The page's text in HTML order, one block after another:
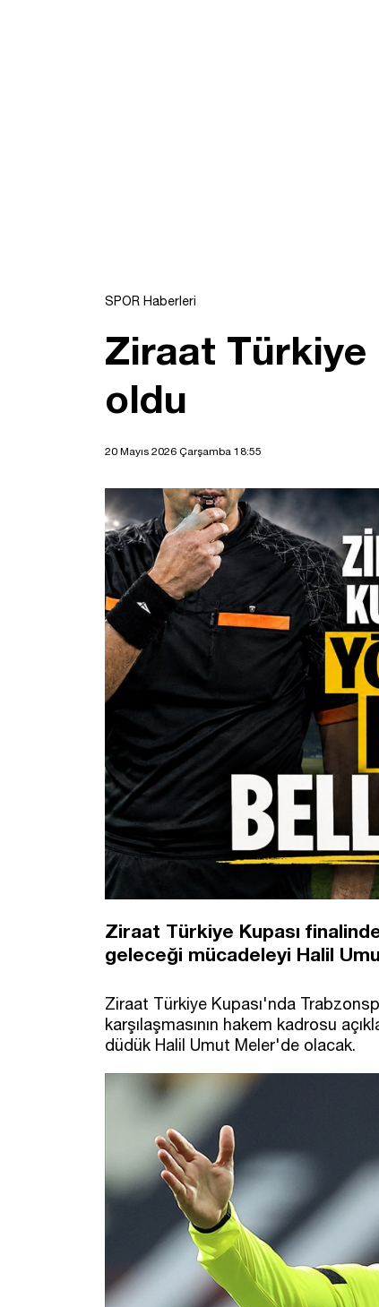
SPOR Haberleri
Ziraat Türkiye
oldu
20 Mayıs 2026 Çarşamba 18:55
Ziraat Türkiye Kupası
geleceği mücadeleyi Halil
Ziraat Türkiye Kupası'nda
karşılaşmasının hakem kadrosu
düdük Halil Umut Meler'de olacak.